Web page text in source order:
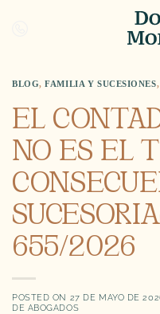
BLOG,FAMILIA Y SUCESIONES,
EL
NO ES EL
655/2026
POSTED ON 27 DE MAYO DE
DE ABOGADOS